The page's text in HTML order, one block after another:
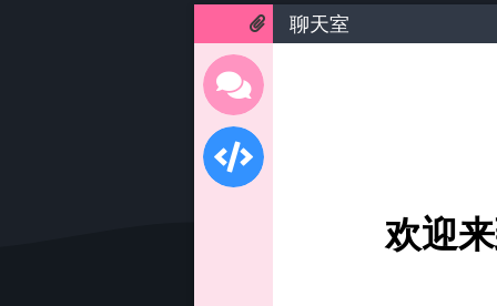
聊天室
欢迎